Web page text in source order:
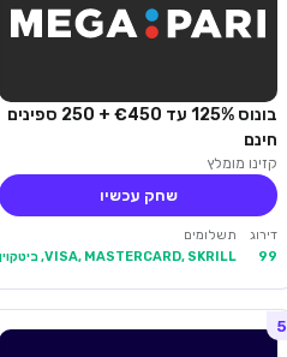
בונוס 125% עד €450 + 250 ספינים
חינם
קזינו מומלץ
שחק עכשיו
דירוג
99
תשלומים
VISA, MASTERCARD, SKRILL, ביטקוין
5